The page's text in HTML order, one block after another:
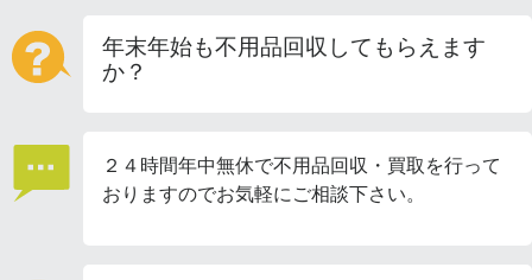
年末年始も不用品回収してもらえます
か？
２４時間年中無休で不用品回収・買取を行って
おりますのでお気軽にご相談下さい。